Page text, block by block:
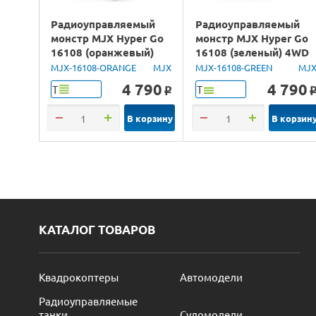
Радиоуправляемый
монстр MJX Hyper Go
16108 (оранжевый)
4WD 2.4G LED 1/16
RTR
MJX-16108-ORANGE MJX
Т 4 790 o
В корзину
Радиоуправляемый
монстр MJX Hyper Go
16108 (зеленый) 4WD
2.4G LED 1/16 RTR
MJX-16108-GREEN MJX
Т 4 790 o
В
КАТАЛОГ ТОВАРОВ
Квадрокоптеры
Автомодели
Радиоуправляемые